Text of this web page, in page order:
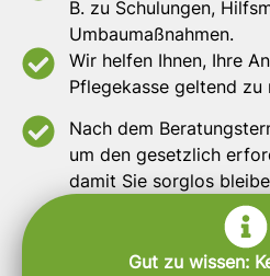
B. zu Schulungen,
Umbaumaßnahmen.
Wir helfen Ihnen, Ihre
Pflegekasse geltend zu
Nach dem
um den gesetzlich
damit Sie sorglos
Gut zu wissen: